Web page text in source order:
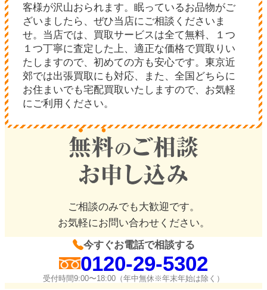
客様が沢山おられます。眠っているお品物がご
ざいましたら、ぜひ当店にご相談くださいま
せ。当店では、買取サービスは全て無料、１つ
１つ丁寧に査定した上、適正な価格で買取りい
たしますので、初めての方も安心です。東京近
郊では出張買取にも対応、また、全国どちらに
お住まいでも宅配買取いたしますので、お気軽
にご利用ください。
ご相談のみでも大歓迎です。
お気軽にお問い合わせください。
今すぐお電話で相談する
0120-29-5302
受付時間9:00〜18:00（年中無休※年末年始は除く）